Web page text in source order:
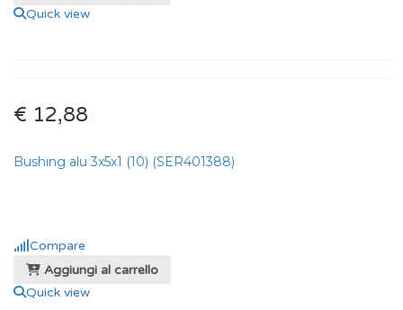
Quick view
€ 12,88
Bushing alu 3x5x1 (10) (SER401388)
Compare
Aggiungi al carrello
Quick view